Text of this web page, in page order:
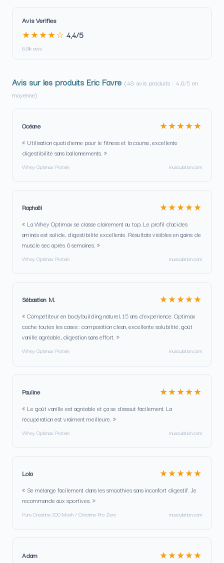
Avis Verifies
★★★★☆ 4,4/5
6,8k avis
Avis sur les produits Eric Favre (48 avis produits · 4,6/5 en
moyenne)
Océane ★★★★★
« Utilisation quotidienne pour le fitness et la course, excellente
digestibilité sans ballonnements. »
Whey Optimax Protein musculation.com
Raphaël ★★★★★
« La Whey Optimax se classe clairement au top. Le profil d'acides
aminés est solide, digestibilité excellente. Résultats visibles en gains de
muscle sec après 6 semaines. »
Whey Optimax Protein musculation.com
Sébastien M. ★★★★★
« Compétiteur en bodybuilding naturel, 15 ans d'expérience. Optimax
coche toutes les cases : composition clean, excellente solubilité, goût
vanille agréable, digestion sans effort. »
Whey Optimax Protein musculation.com
Pauline ★★★★★
« Le goût vanille est agréable et ça se dissout facilement. La
récupération est vraiment meilleure. »
Whey Optimax Protein musculation.com
Lola ★★★★★
« Se mélange facilement dans les smoothies sans inconfort digestif. Je
recommande aux sportives. »
Pure Creatine 200 Mesh / Créatine Pro Zero musculation.com
Adam ★★★★★